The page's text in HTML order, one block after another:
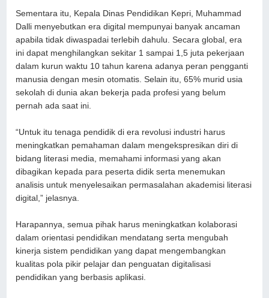
Sementara itu, Kepala Dinas Pendidikan Kepri, Muhammad
Dalli menyebutkan era digital mempunyai banyak ancaman
apabila tidak diwaspadai terlebih dahulu. Secara global, era
ini dapat menghilangkan sekitar 1 sampai 1,5 juta pekerjaan
dalam kurun waktu 10 tahun karena adanya peran pengganti
manusia dengan mesin otomatis. Selain itu, 65% murid usia
sekolah di dunia akan bekerja pada profesi yang belum
pernah ada saat ini.
“Untuk itu tenaga pendidik di era revolusi industri harus
meningkatkan pemahaman dalam mengekspresikan diri di
bidang literasi media, memahami informasi yang akan
dibagikan kepada para peserta didik serta menemukan
analisis untuk menyelesaikan permasalahan akademisi literasi
digital,” jelasnya.
Harapannya, semua pihak harus meningkatkan kolaborasi
dalam orientasi pendidikan mendatang serta mengubah
kinerja sistem pendidikan yang dapat mengembangkan
kualitas pola pikir pelajar dan penguatan digitalisasi
pendidikan yang berbasis aplikasi.